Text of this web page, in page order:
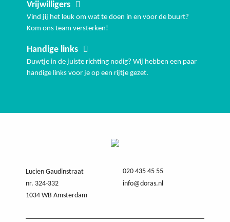
Vrijwilligers
Vind jij het leuk om wat te doen in en voor de buurt?
Kom ons team versterken!
Handige links
Duwtje in de juiste richting nodig? Wij hebben een paar
handige links voor je op een rijtje gezet.
Lucien Gaudinstraat
nr. 324-332
1034 WB Amsterdam
020 435 45 55
info@doras.nl